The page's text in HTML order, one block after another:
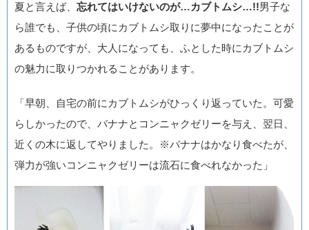
夏と言えば、 忘れてはいけないのが…カブトムシ…!!男子な
ら誰でも、子供の頃にカブトムシ取りに夢中になったことが
あるものですが、大人になっても、ふとした時にカブトムシ
の魅力に取りつかれることがあります。
「早朝、自宅の前にカブトムシがひっくり返っていた。可愛
らしかったので、バナナとコンニャクゼリーを与え、翌日、
近くの木に返してやりました。※バナナはかなり食べたが、
弾力が強いコンニャクゼリーは流石に食べれなかった」